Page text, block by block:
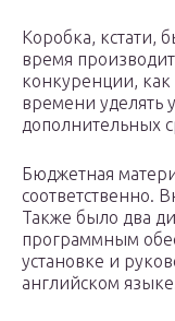
Коробка, кстати,
время
конкуренции, как
времени уделять
дополнительных
Бюджетная
соответственно.
Также было два
программным
установке и
английском